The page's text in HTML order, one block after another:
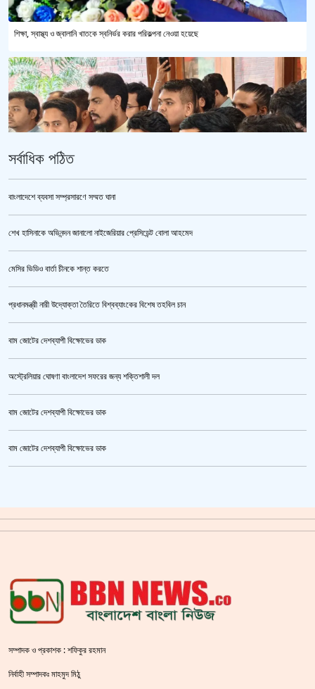
শিক্ষা, স্বাস্থ্য ও জ্বালানি খাতকে স্বনির্ভর করার পরিকল্পনা নেওয়া হয়েছে
ভারতকে ভয় পেয়েই কি ফেলানী ও মোদিবিরোধী আন্দোলনের ছবি সরানো হয়েছে?’
সর্বাধিক পঠিত
বাংলাদেশে ব্যবসা সম্প্রসারণে সম্মত ঘানা
শেখ হাসিনাকে অভিনন্দন জানালো নাইজেরিয়ার প্রেসিডেন্ট বোলা আহমেদ
মেসির ভিডিও বার্তা চীনকে শান্ত করতে
প্রধানমন্ত্রী নারী উদ্যোক্তা তৈরিতে বিশ্বব্যাংকের বিশেষ তহবিল চান
বাম জোটের দেশব্যাপী বিক্ষোভের ডাক
অস্ট্রেলিয়ার ঘোষণা বাংলাদেশ সফরের জন্য শক্তিশালী দল
বাম জোটের দেশব্যাপী বিক্ষোভের ডাক
বাম জোটের দেশব্যাপী বিক্ষোভের ডাক
গাজীপুর মহাসড়ক অবরোধ,সিটি করপোরেশনের গাড়ি চাপায় শ্রমিক নিহত
জাল ভিসায় ইউরোপে মানুষ পাঠানোর অভিযোগে,শাহজালাল থেকে গ্রেপ্তার পাঁচজন
‘শ্লীলতাহানির সত্যতা’ মিলেছে শিক্ষক মুরাদের বিরুদ্ধে
সম্পাদক ও প্রকাশক : শফিকুর রহমান
নির্বাহী সম্পাদকঃ মাহমুদ মিঠু